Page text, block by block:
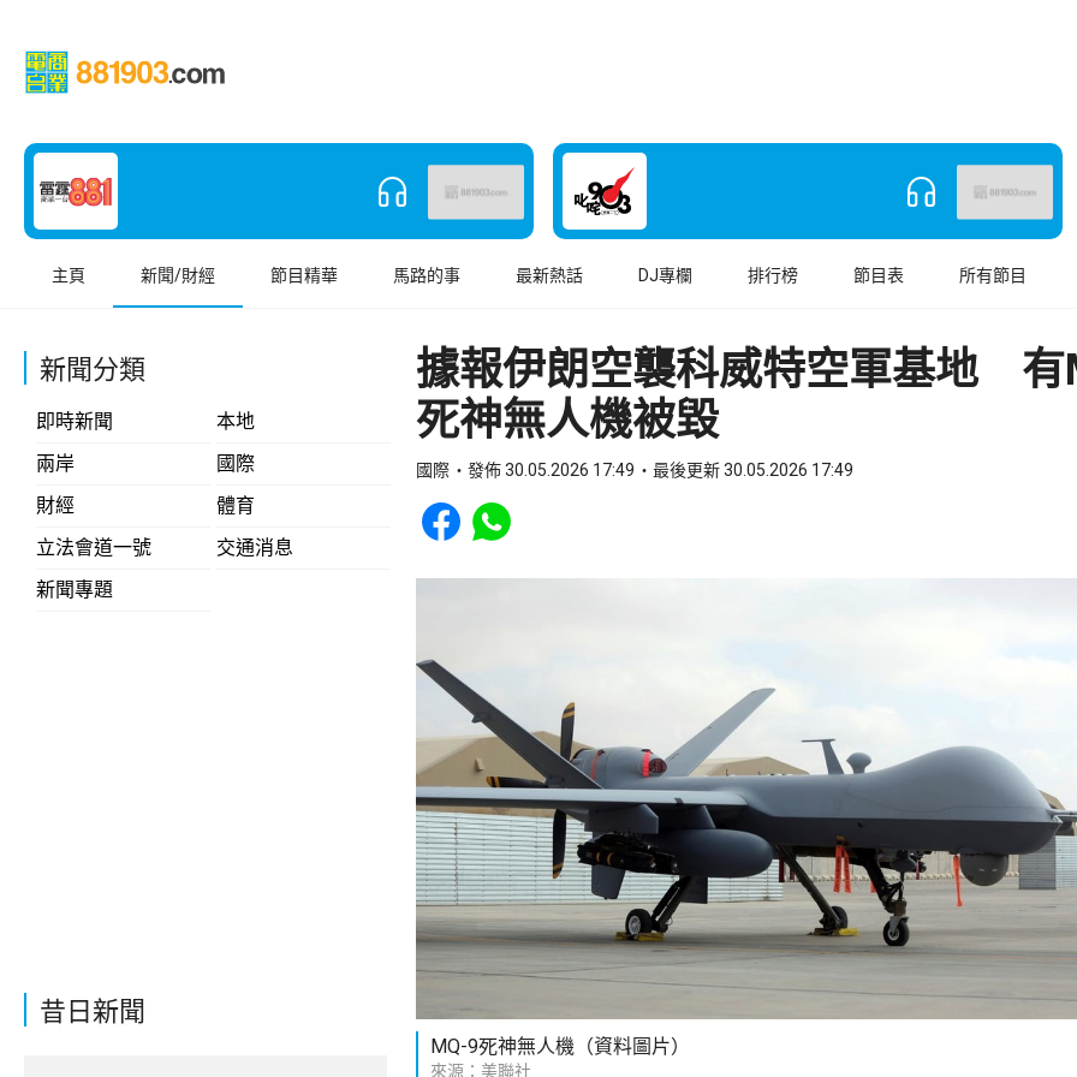
主頁 新聞/財經 節目精華 馬路的事 最新熱話 DJ專欄 排行榜 節目表 所有節目
新聞分類
即時新聞
本地
兩岸
國際
財經
體育
立法會道一號
交通消息
新聞專題
昔日新聞
據報伊朗空襲科威特空軍基地 有
死神無人機被毀
國際 發佈 30.05.2026 17:49 最後更新 30.05.2026 17:49
Share to Facebook
Share to WhatsApp
MQ-9死神無人機（資料圖片）
來源：美聯社